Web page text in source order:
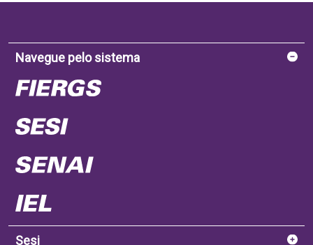
Navegue pelo sistema
Sesi